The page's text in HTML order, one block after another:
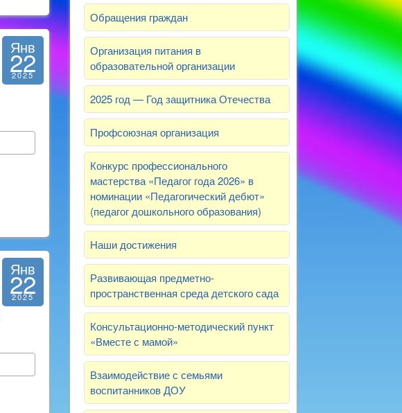
Янв
22
2025
Янв
22
2025
Обращения граждан
Организация питания в
образовательной организации
2025 год — Год защитника Отечества
Профсоюзная организация
Конкурс профессионального
мастерства «Педагог года 2026» в
номинации «Педагогический дебют»
(педагог дошкольного образования)
Наши достижения
Развивающая предметно-
пространственная среда детского сада
Консультационно-методический пункт
«Вместе с мамой»
Взаимодействие с семьями
воспитанников ДОУ